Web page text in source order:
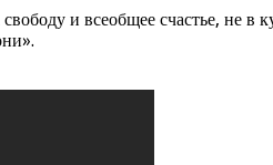
и всеобщее счастье, не